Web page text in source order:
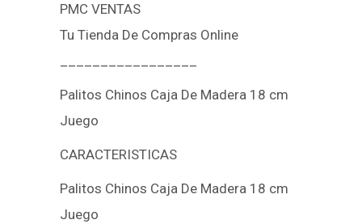
PMC VENTAS
Tu Tienda De Compras Online
Palitos Chinos Caja De Madera 18 cm
Juego
CARACTERISTICAS
Palitos Chinos Caja De Madera 18 cm
Juego